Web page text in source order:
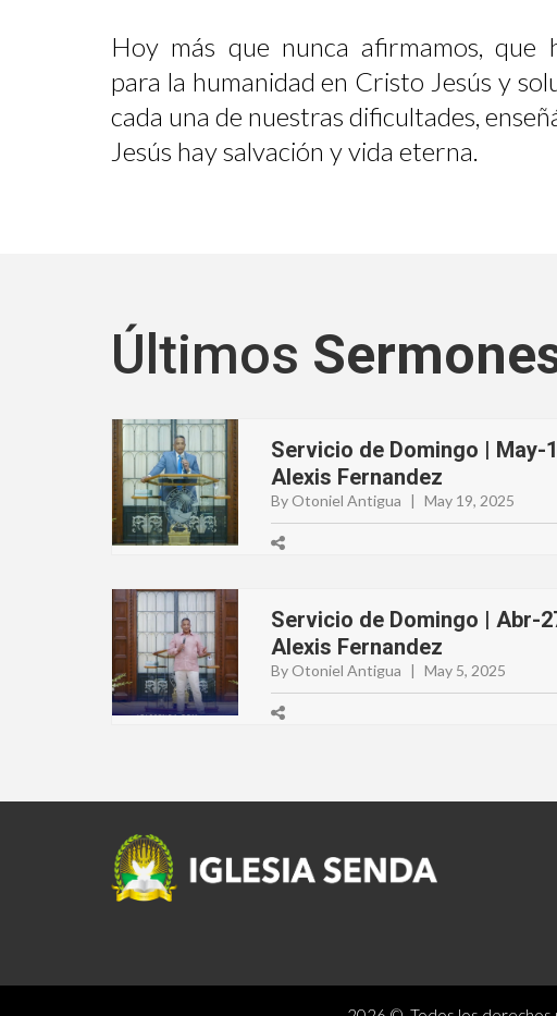
Hoy más que nunca afirmamos, que
para la humanidad en Cristo Jesús y
cada una de nuestras dificultades,
Jesús hay salvación y vida eterna.
Últimos
Servicio de Domingo | May-
Alexis Fernandez
By Otoniel Antigua | May 19, 2025
Servicio de Domingo | Abr-
Alexis Fernandez
By Otoniel Antigua | May 5, 2025